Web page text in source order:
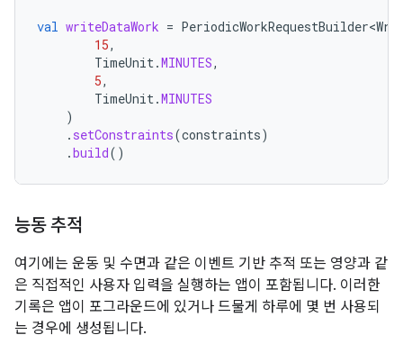
val writeDataWork =
15,
TimeUnit.MINUTES,
5,
TimeUnit.MINUTES
)
. setConstraints(constraints)
.build()
능동 추적
여기에는 운동 및 수면과 같은 이벤트 기반 추적 또는 영양과 같
은 직접적인 사용자 입력을 실행하는 앱이 포함됩니다. 이러한
기록은 앱이 포그라운드에 있거나 드물게 하루에 몇 번 사용되
는 경우에 생성됩니다.